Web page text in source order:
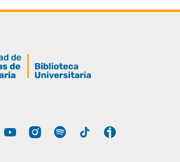
YouTubeInstagram
Spotify Tiktok